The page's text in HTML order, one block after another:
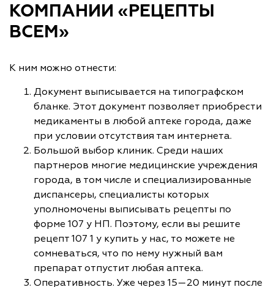
КОМПАНИИ «РЕЦЕПТЫ
ВСЕМ»
К ним можно отнести:
Документ выписывается на типографском
бланке. Этот документ позволяет приобрести
медикаменты в любой аптеке города, даже
при условии отсутствия там интернета.
Большой выбор клиник. Среди наших
партнеров многие медицинские учреждения
города, в том числе и специализированные
диспансеры, специалисты которых
уполномочены выписывать рецепты по
форме 107 у НП. Поэтому, если вы решите
рецепт 107 1 у купить у нас, то можете не
сомневаться, что по нему нужный вам
препарат отпустит любая аптека.
Оперативность. Уже через 15—20 минут после